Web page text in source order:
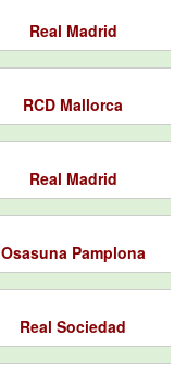
Real Madrid
RCD Mallorca
Real Madrid
Osasuna Pamplona
Real Sociedad